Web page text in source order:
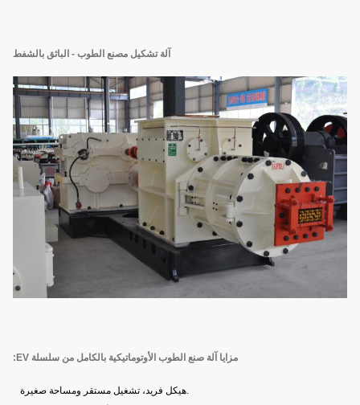
آلة تشكيل مصنع الطوب - الباثق بالشفط
مزايا آلة صنع الطوب الأوتوماتيكية بالكامل من سلسلة EV:
هيكل فريد، تشغيل مستقر ومساحة صغيرة.